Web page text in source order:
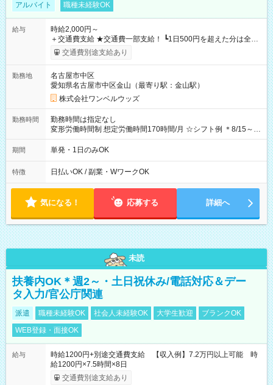
アルバイト 職種未経験OK
給与
時給2,000円～
＋交通費支給 ★交通費一部支給！ ┗1日500円を超えた分は全額
支給！ ※往復500円以内の方は自己負担となります ★日払い
OK！（規定あり） ┗働いたその日に現金GET♪ お仕事後はコン
期間なし
交通費別途支給あり
勤務地
名古屋市中区
愛知県名古屋市中区金山（最寄り駅：金山駅）
株式会社ワンベルウッズ
勤務時間
勤務時間は指定なし
変形労働時間制 想定労働時間170時間/月 ☆シフト例 ＊8/15～
10/26 全日共通 08：00～12：00 17：00～21：00 ＊8/31
～9/19のみ下記シフトもあります！ 12：00～16：00 ＊9/6～
00
期間 単発・1日のみOK
特徴 日払いOK / 副業・WワークOK
気になる！ 応募する 詳細へ
未読
扶養内OK＊週2～・土日祝休み/電話対応＆デー
タ入力/官公庁関連
派遣 職種未経験OK 社会人未経験OK 大学生歓迎
ブランクOK
WEB登録・面接OK
給与
時給1200円+別途交通費支給 【収入例】7.2万円以上可能 時
給1200円×7.5時間×8日
交通費別途支給あり